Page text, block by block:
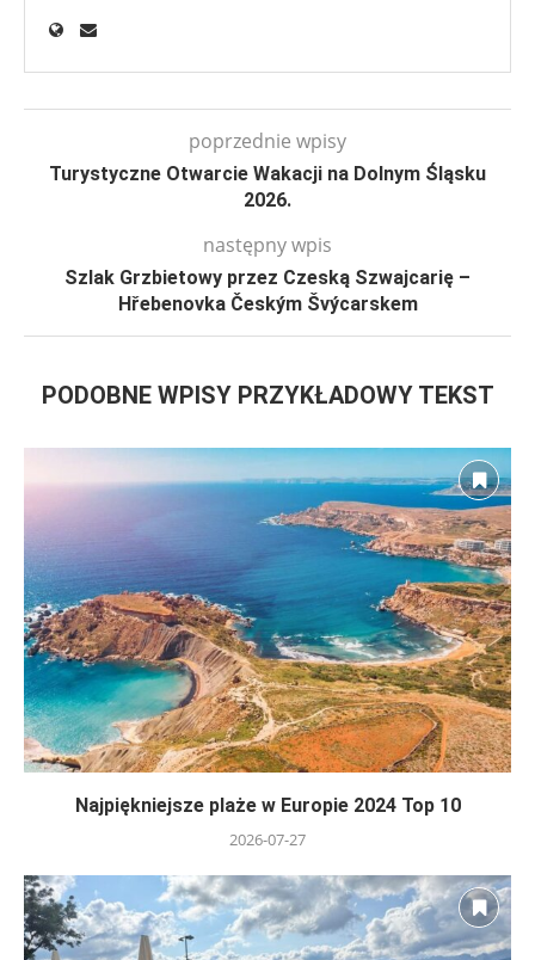
poprzednie wpisy
Turystyczne Otwarcie Wakacji na Dolnym Śląsku
2026.
następny wpis
Szlak Grzbietowy przez Czeską Szwajcarię –
Hřebenovka Českým Švýcarskem
PODOBNE WPISY PRZYKŁADOWY TEKST
Najpiękniejsze plaże w Europie 2024 Top 10
2026-07-27